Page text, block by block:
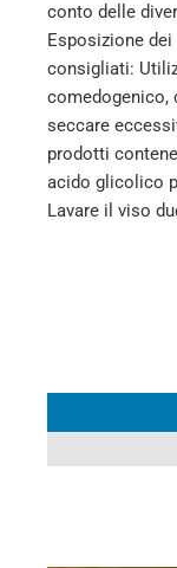
conto delle
Esposizione
consigliati:
comedogenico,
seccare
prodotti
acido glicolico
Lavare il viso